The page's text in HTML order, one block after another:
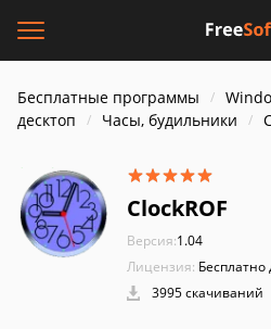
Бесплатные программы
десктоп
Часы, будильники
ClockROF
Версия:1.04
Лицензия: Бесплатно
3995 скачиваний